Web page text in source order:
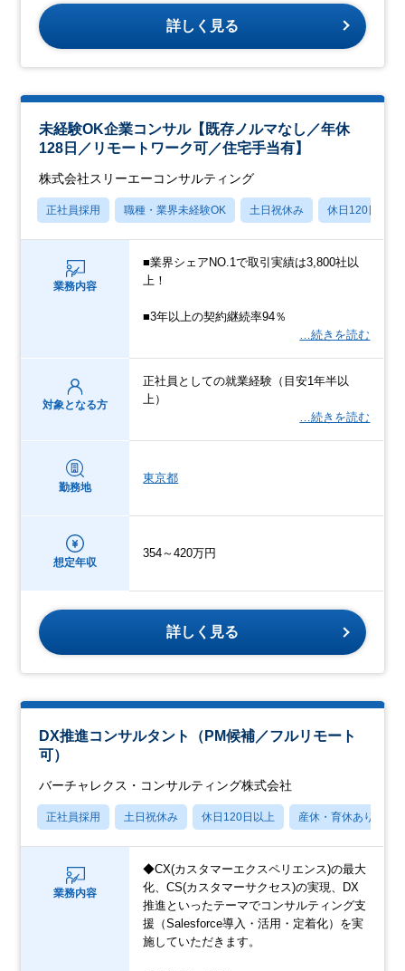
詳しく見る
未経験OK企業コンサル【既存ノルマなし／年休
128日／リモートワーク可／住宅手当有】
株式会社スリーエーコンサルティング
正社員採用 職種・業界未経験OK 土日祝休み 休日120日以上
業務内容
■業界シェアNO.1で取引実績は3,800社以
上！
■3年以上の契約継続率94％
…続きを読む
対象となる方
正社員としての就業経験（目安1年半以
上）
…続きを読む
勤務地
東京都
想定年収
354～420万円
詳しく見る
DX推進コンサルタント（PM候補／フルリモート
可）
バーチャレクス・コンサルティング株式会社
正社員採用 土日祝休み 休日120日以上 産休・育休あり
業務内容
◆CX(カスタマーエクスペリエンス)の最大
化、CS(カスタマーサクセス)の実現、DX
推進といったテーマでコンサルティング支
援（Salesforce導入・活用・定着化）を実
施していただきます。